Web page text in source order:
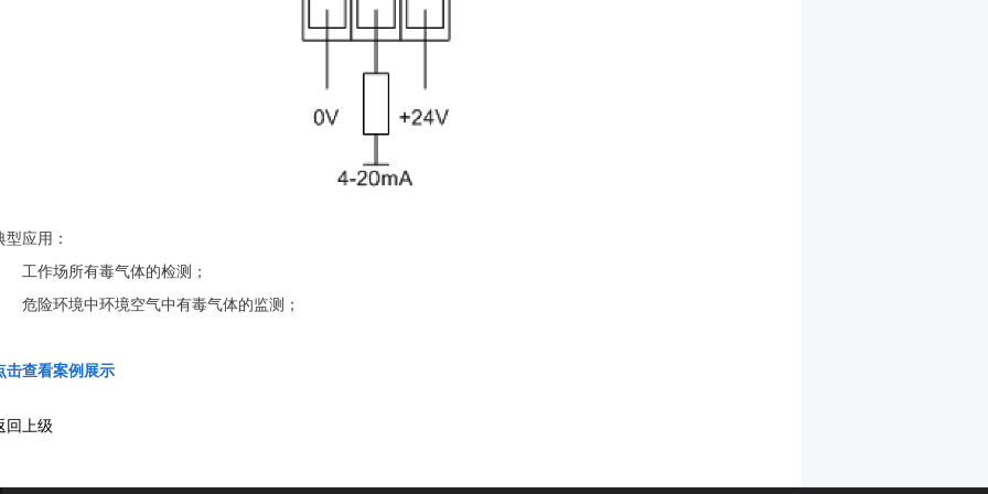
型应用：
作场所有毒气体的检测；
险环境中环境空气中有毒气体的监测；
击查看案例展示
回上级